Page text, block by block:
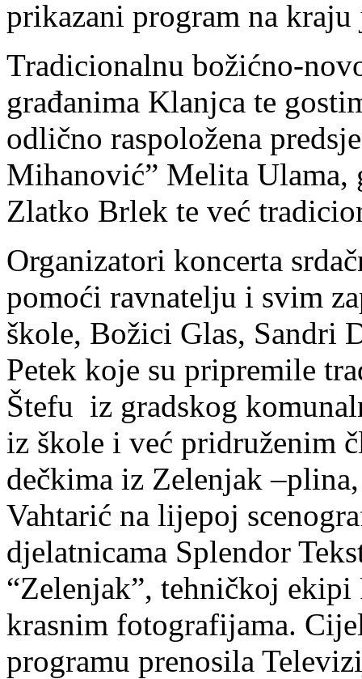
prikazani program na kraju
Tradicionalnu božićno-
građanima Klanjca te
odlično raspoložena
Mihanović” Melita Ulama,
Zlatko Brlek te već
Organizatori koncerta
pomoći ravnatelju i svim
škole, Božici Glas,
Petek koje su pripremile
Štefu iz gradskog
iz škole i već pridruženim
dečkima iz Zelenjak
Vahtarić na lijepoj
djelatnicama Splendor
“Zelenjak”, tehničkoj
krasnim fotografijama.
programu prenosila